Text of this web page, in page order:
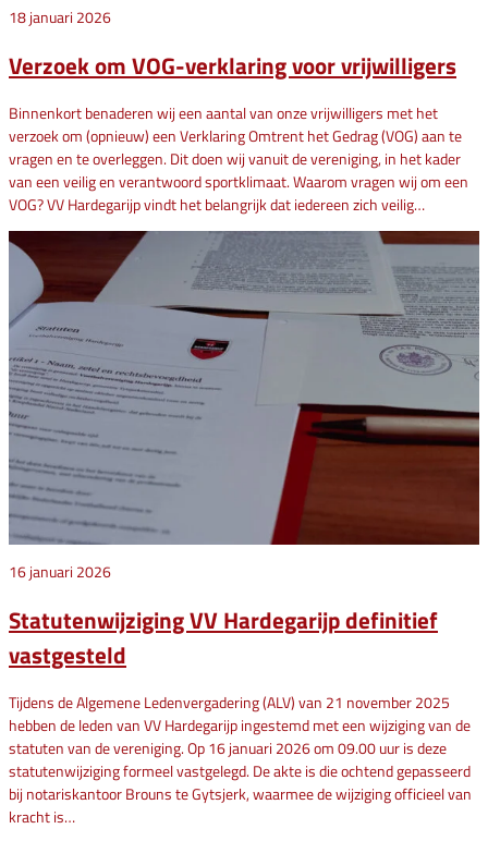
18 januari 2026
Verzoek om VOG-verklaring voor vrijwilligers
Binnenkort benaderen wij een aantal van onze vrijwilligers met het
verzoek om (opnieuw) een Verklaring Omtrent het Gedrag (VOG) aan te
vragen en te overleggen. Dit doen wij vanuit de vereniging, in het kader
van een veilig en verantwoord sportklimaat. Waarom vragen wij om een
VOG? VV Hardegarijp vindt het belangrijk dat iedereen zich veilig…
16 januari 2026
Statutenwijziging VV Hardegarijp definitief
vastgesteld
Tijdens de Algemene Ledenvergadering (ALV) van 21 november 2025
hebben de leden van VV Hardegarijp ingestemd met een wijziging van de
statuten van de vereniging. Op 16 januari 2026 om 09.00 uur is deze
statutenwijziging formeel vastgelegd. De akte is die ochtend gepasseerd
bij notariskantoor Brouns te Gytsjerk, waarmee de wijziging officieel van
kracht is…